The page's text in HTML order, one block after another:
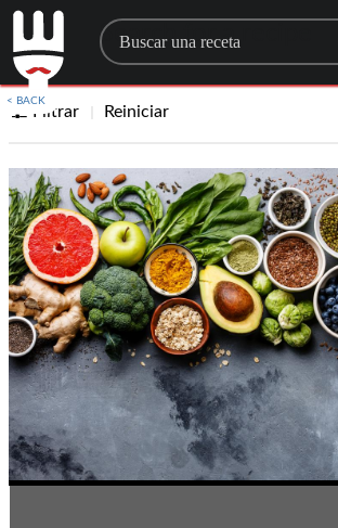
Search for a recipe
Filtrar Reiniciar
< BACK